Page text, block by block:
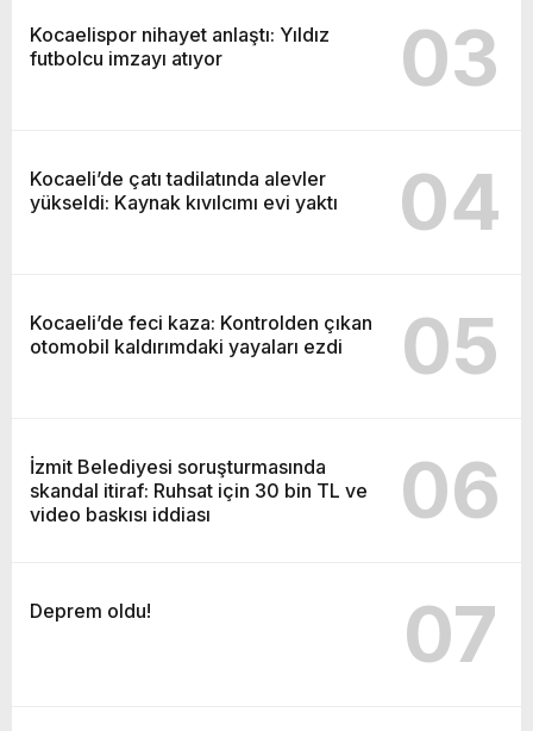
Kocaelispor nihayet anlaştı: Yıldız
futbolcu imzayı atıyor
03
Kocaeli’de çatı tadilatında alevler
yükseldi: Kaynak kıvılcımı evi yaktı
04
Kocaeli’de feci kaza: Kontrolden çıkan
otomobil kaldırımdaki yayaları ezdi
05
İzmit Belediyesi soruşturmasında
skandal itiraf: Ruhsat için 30 bin TL ve
video baskısı iddiası
06
Deprem oldu! 07